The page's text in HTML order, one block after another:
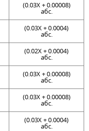
(0.03Х + 0.00008)
абс.
(0.03Х + 0.0004)
абс.
(0.02Х + 0.0004)
абс.
(0.03Х + 0.00008)
абс.
(0.03Х + 0.00008)
абс.
(0.03Х + 0.0004)
абс.